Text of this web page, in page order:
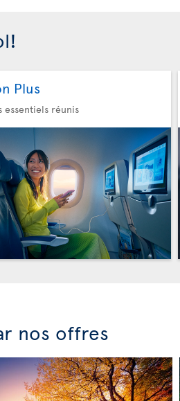
Plus
essentiels réunis
nos offres